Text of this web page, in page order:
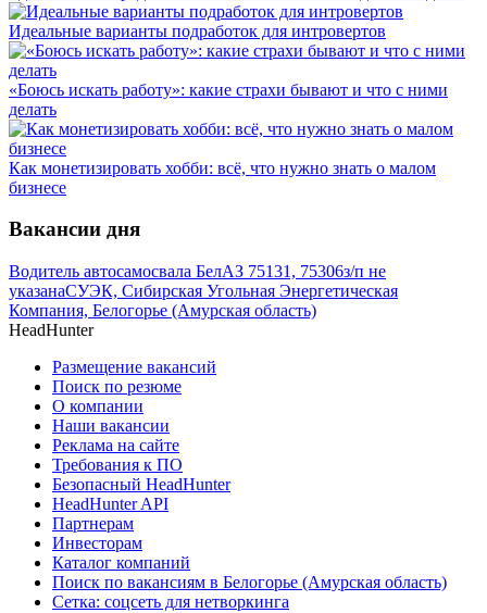
Идеальные варианты подработок для интровертов
«Боюсь искать работу»: какие страхи бывают и что с ними
делать
Как монетизировать хобби: всё, что нужно знать о малом
бизнесе
Вакансии дня
Водитель автосамосвала БелАЗ 75131, 75306з/п не
указанаСУЭК, Сибирская Угольная Энергетическая
Компания, Белогорье (Амурская область)
HeadHunter
Размещение вакансий
Поиск по резюме
О компании
Наши вакансии
Реклама на сайте
Требования к ПО
Безопасный HeadHunter
HeadHunter API
Партнерам
Инвесторам
Каталог компаний
Поиск по вакансиям в Белогорье (Амурская область)
Сетка: соцсеть для нетворкинга